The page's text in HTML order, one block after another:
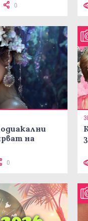
0
на
0